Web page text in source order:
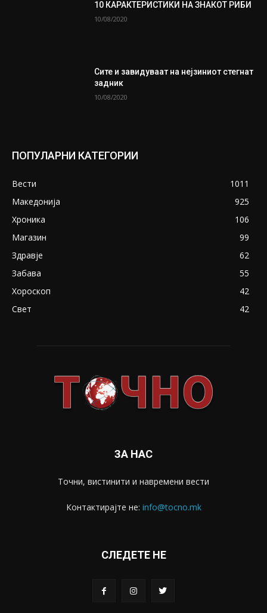
10 КАРАКТЕРИСТИКИ НА ЗНАКОТ РИБИ
10/08/2020
Сите и завидуваат на нејзиниот стегнат
задник
10/08/2020
ПОПУЛАРНИ КАТЕГОРИИ
Вести
1011
Македонија
925
Хроника
106
Магазин
99
Здравје
62
Забава
55
Хороскоп
42
Свет
42
ЗА НАС
Точни, вистинити и навремени вести
Контактирајте не: info@tocno.mk
СЛЕДЕТЕ НЕ